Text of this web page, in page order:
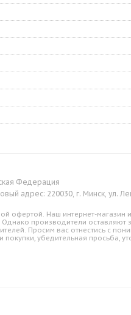
Федерация
адрес: 220030, г. Минск, ул.
офертой. Наш интернет-магазин
производители оставляют
Просим вас отнестись с
убедительная просьба,